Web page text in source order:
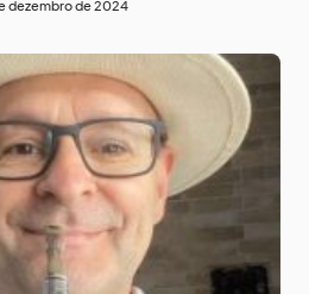
dezembro de 2024